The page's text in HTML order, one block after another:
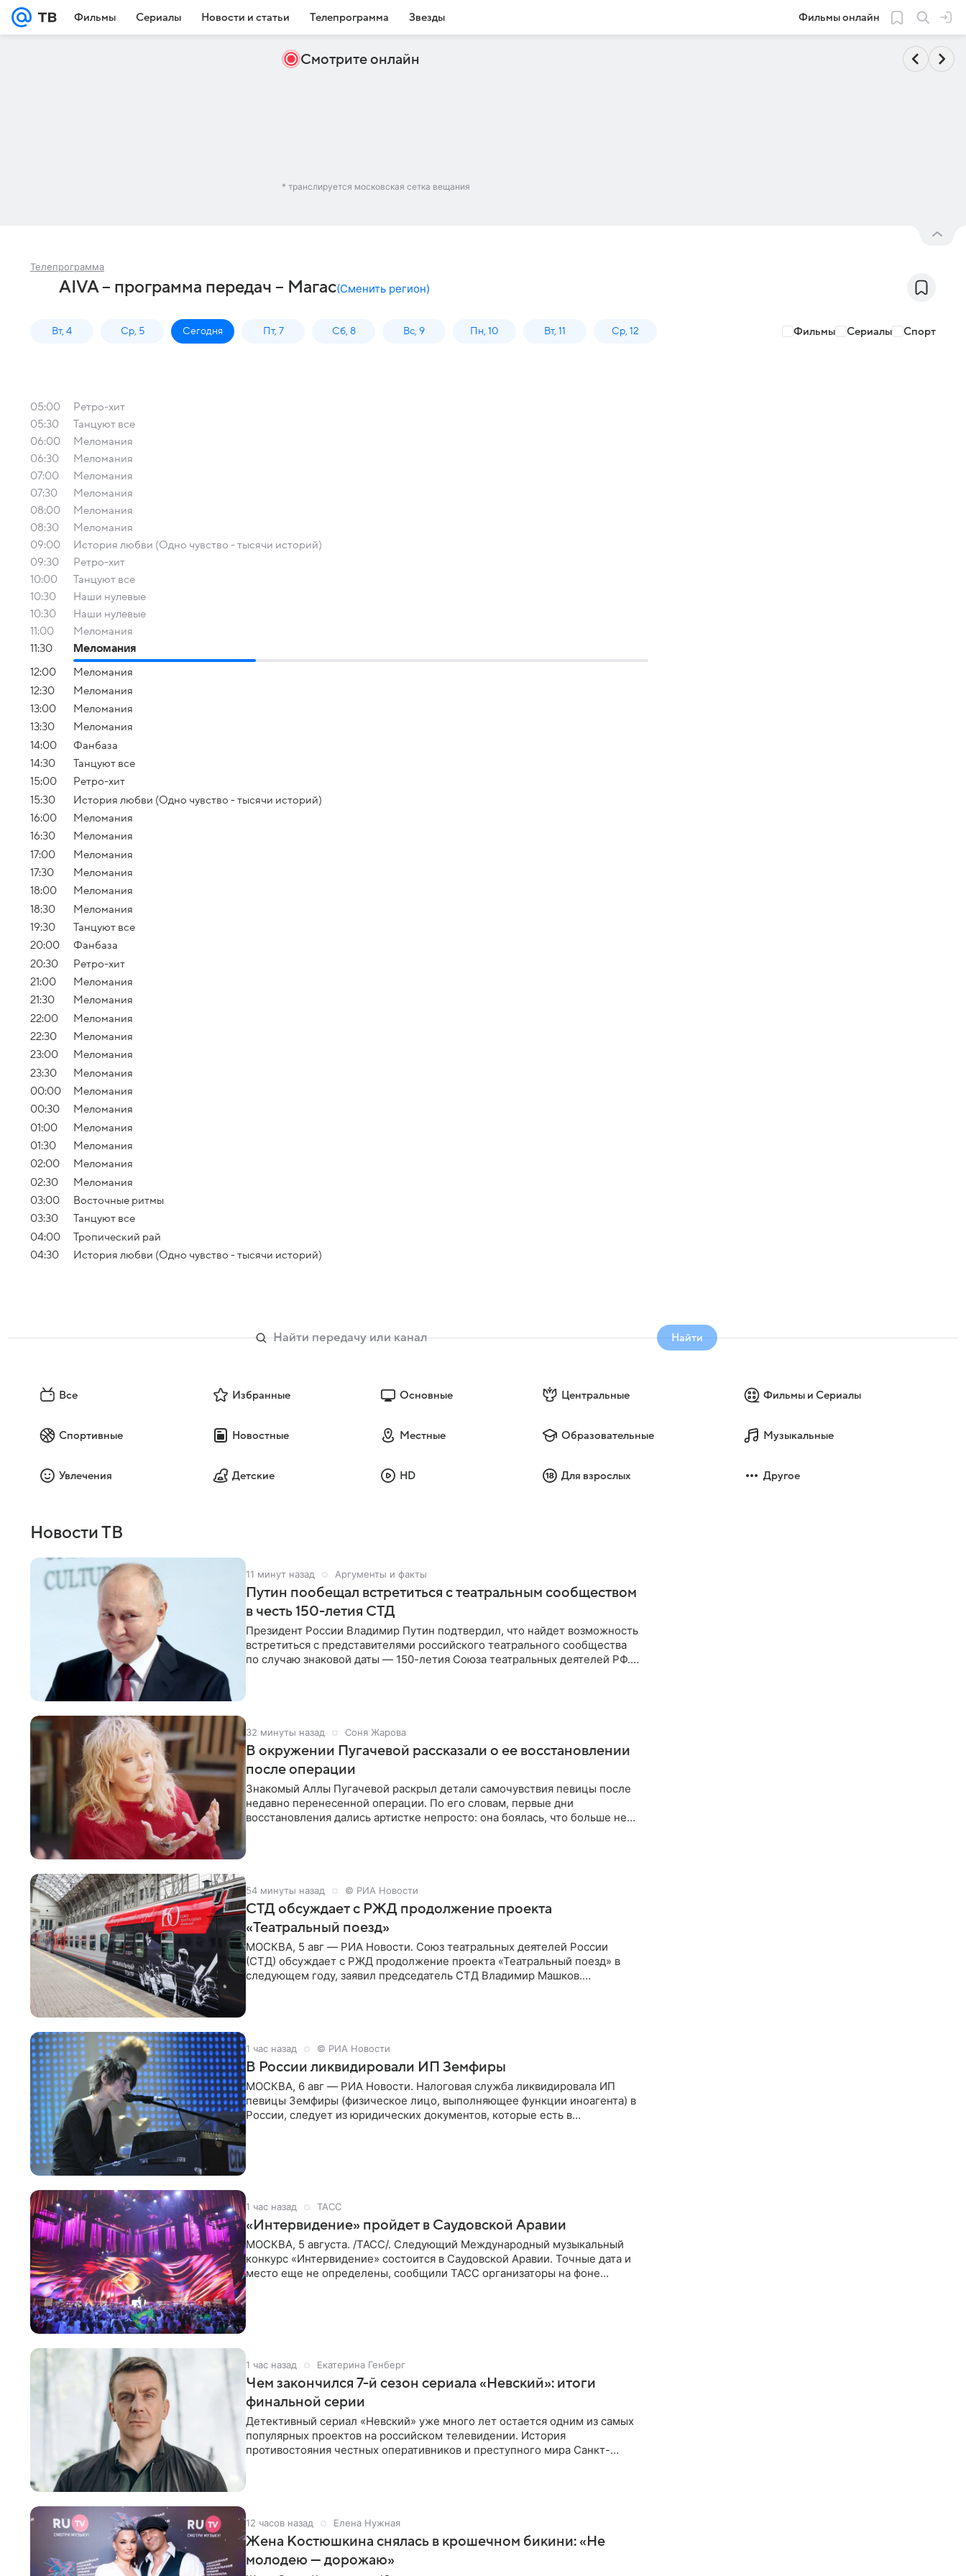
Фильмы Сериалы Новости и статьи Телепрограмма Звезды Фильмы онлайн
Смотрите онлайн
* транслируется московская сетка вещания
Телепрограмма
AIVA – программа передач – Магас(Сменить регион)
Вт, 4 Ср, 5 Сегодня Пт, 7 Сб, 8 Вс, 9 Пн, 10 Вт, 11 Ср, 12 Фильмы Сериалы Спорт
05:00
Ретро-хит
05:30
Танцуют все
06:00
Меломания
06:30
Меломания
07:00
Меломания
07:30
Меломания
08:00
Меломания
08:30
Меломания
09:00
История любви (Одно чувство - тысячи историй)
09:30
Ретро-хит
10:00
Танцуют все
10:30
Наши нулевые
10:30
Наши нулевые
11:00
Меломания
11:30
Меломания
12:00
Меломания
12:30
Меломания
13:00
Меломания
13:30
Меломания
14:00
Фанбаза
14:30
Танцуют все
15:00
Ретро-хит
15:30
История любви (Одно чувство - тысячи историй)
16:00
Меломания
16:30
Меломания
17:00
Меломания
17:30
Меломания
18:00
Меломания
18:30
Меломания
19:30
Танцуют все
20:00
Фанбаза
20:30
Ретро-хит
21:00
Меломания
21:30
Меломания
22:00
Меломания
22:30
Меломания
23:00
Меломания
23:30
Меломания
00:00
Меломания
00:30
Меломания
01:00
Меломания
01:30
Меломания
02:00
Меломания
02:30
Меломания
03:00
Восточные ритмы
03:30
Танцуют все
04:00
Тропический рай
04:30
История любви (Одно чувство - тысячи историй)
Найти
Все Избранные Основные Центральные Фильмы и Сериалы
Спортивные Новостные Местные Образовательные Музыкальные
Увлечения Детские HD Для взрослых Другое
Новости ТВ
11 минут назад Аргументы и факты
Путин пообещал встретиться с театральным сообществом
в честь 150-летия СТД
Президент России Владимир Путин подтвердил, что найдет возможность
встретиться с представителями российского театрального сообщества
по случаю знаковой даты — 150-летия Союза театральных деятелей РФ.
32 минуты назад Соня Жарова
В окружении Пугачевой рассказали о ее восстановлении
после операции
Знакомый Аллы Пугачевой раскрыл детали самочувствия певицы после
недавно перенесенной операции. По его словам, первые дни
восстановления дались артистке непросто: она боялась, что больше не
54 минуты назад © РИА Новости
СТД обсуждает с РЖД продолжение проекта
«Театральный поезд»
МОСКВА, 5 авг — РИА Новости. Союз театральных деятелей России
(СТД) обсуждает с РЖД продолжение проекта «Театральный поезд» в
следующем году, заявил председатель СТД Владимир Машков.
1 час назад © РИА Новости
В России ликвидировали ИП Земфиры
МОСКВА, 6 авг — РИА Новости. Налоговая служба ликвидировала ИП
певицы Земфиры (физическое лицо, выполняющее функции иноагента) в
России, следует из юридических документов, которые есть в
1 час назад ТАСС
«Интервидение» пройдет в Саудовской Аравии
МОСКВА, 5 августа. /ТАСС/. Следующий Международный музыкальный
конкурс «Интервидение» состоится в Саудовской Аравии. Точные дата и
место еще не определены, сообщили ТАСС организаторы на фоне
1 час назад Екатерина Генберг
Чем закончился 7-й сезон сериала «Невский»: итоги
финальной серии
Детективный сериал «Невский» уже много лет остается одним из самых
популярных проектов на российском телевидении. История
противостояния честных оперативников и преступного мира Санкт-
12 часов назад Елена Нужная
Жена Костюшкина снялась в крошечном бикини: «Не
молодею — дорожаю»